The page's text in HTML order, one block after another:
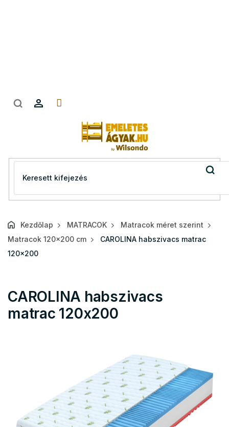
Kezdőlap MATRACOK
Matracok méret szerint
Matracok 120x200 cm
CAROLINA habszivacs matrac
120x200
CAROLINA habszivacs
matrac 120x200